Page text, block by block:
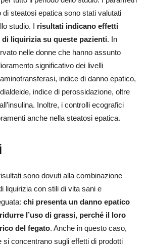
di steatosi epatica sono stati valutati
studio. I risultati indicano effetti
liquirizia su queste pazienti. In
nelle donne che hanno assunto
significativo dei livelli
indice di danno epatico,
indice di perossidazione, oltre
Inoltre, i controlli ecografici
anche nella steatosi epatica.
sono dovuti alla combinazione
liquirizia con stili di vita sani e
chi presenta un danno epatico
l’uso di grassi, perché il loro
del fegato. Anche in questo caso,
si concentrano sugli effetti di prodotti